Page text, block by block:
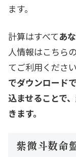
ます。
計算はすべてあ
人情報はこちら
てご利用ください
でダウンロード
込ませることで
きます。
紫微斗数命